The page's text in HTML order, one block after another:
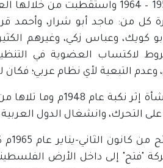
ما بين 1959 – 1964 واستقطبت
كل من: ماجد أبو شرار، وأحمد
كويك، وعباس زكي، وغيرهم
لاكتساب العضوية في
وعدم التبعية لأي نظام عربي؛
جاءت النشأة إثر
على التحرك، وانشغال الدول
"فتح" إلى داخل الأرض